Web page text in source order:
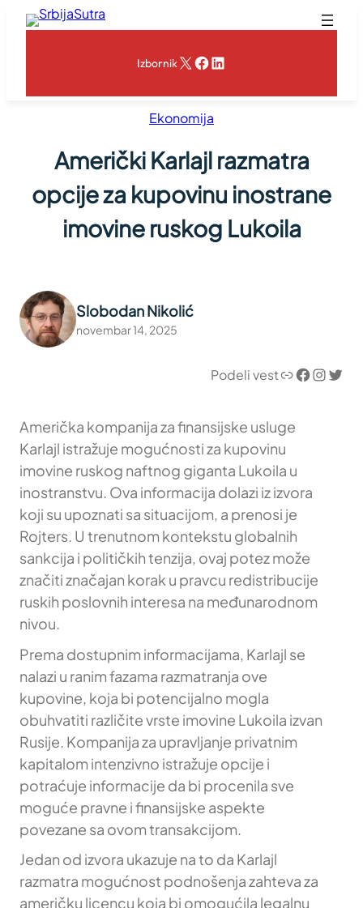
Skoči
IzbornikX Facebook
LinkedIn
Ekonomija
Američki Karlajl razmatra
opcije za kupovinu inostrane
imovine ruskog Lukoila
Slobodan Nikolić
novembar 14, 2025
Podeli vestLink Facebook InstagramTwitter
Američka kompanija za finansijske usluge
Karlajl istražuje mogućnosti za kupovinu
imovine ruskog naftnog giganta Lukoila u
inostranstvu. Ova informacija dolazi iz izvora
koji su upoznati sa situacijom, a prenosi je
Rojters. U trenutnom kontekstu globalnih
sankcija i političkih tenzija, ovaj potez može
značiti značajan korak u pravcu redistribucije
ruskih poslovnih interesa na međunarodnom
nivou.
Prema dostupnim informacijama, Karlajl se
nalazi u ranim fazama razmatranja ove
kupovine, koja bi potencijalno mogla
obuhvatiti različite vrste imovine Lukoila izvan
Rusije. Kompanija za upravljanje privatnim
kapitalom intenzivno istražuje opcije i
potraćuje informacije da bi procenila sve
moguće pravne i finansijske aspekte
povezane sa ovom transakcijom.
Jedan od izvora ukazuje na to da Karlajl
razmatra mogućnost podnošenja zahteva za
američku licencu koja bi omogućila legalnu